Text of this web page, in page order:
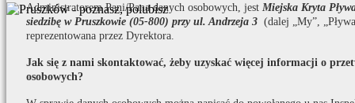
Administratorem Pani/Pana danych osobowych, jest Miejska Kryta
siedzibę w Pruszkowie (05-800) przy ul. Andrzeja 3 (dalej „My”,
reprezentowana przez Dyrektora.
Jak się z nami skontaktować, żeby uzyskać więcej informacji o
osobowych?